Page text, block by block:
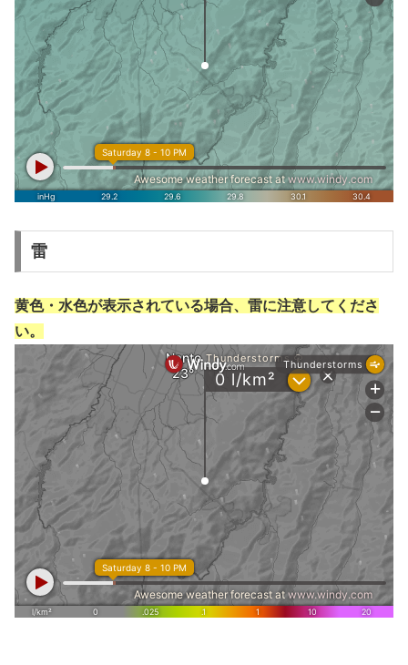
雷
黄色・水色が表示されている場合、雷に注意してくださ
い。